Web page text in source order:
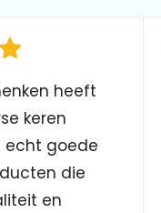
heeft
keren
echt goede
die
en